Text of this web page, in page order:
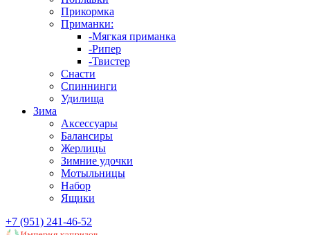
Прикормка
Приманки:
-Мягкая приманка
-Рипер
-Твистер
Снасти
Спиннинги
Удилища
Зима
Аксессуары
Балансиры
Жерлицы
Зимние удочки
Мотыльницы
Набор
Ящики
+7 (951) 241-46-52